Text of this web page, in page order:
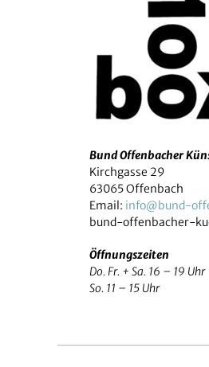
Bund Offenbacher
Kirchgasse 29
63065 Offenbach
Email: info@bund-
bund-offenbacher-
Öffnungszeiten
Do. Fr. + Sa. 16 – 19 Uhr
So. 11 – 15 Uhr